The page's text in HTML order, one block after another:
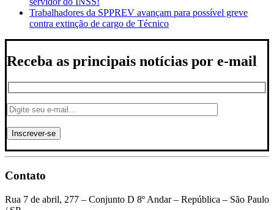
Trabalhadores da SPPREV avançam para possível greve
contra extinção de cargo de Técnico
Receba as principais notícias por e-mail
Contato
Rua 7 de abril, 277 – Conjunto D 8º Andar – República – São Paulo